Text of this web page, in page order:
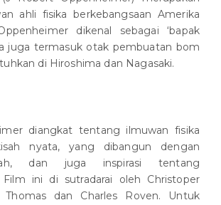
ahli fisika berkebangsaan Amerika
dikenal sebagai ‘bapak
juga termasuk otak pembuatan bom
di Hiroshima dan Nagasaki.
diangkat tentang ilmuwan fisika
nyata, yang dibangun dengan
dan juga inspirasi tentang
Film ini di sutradarai oleh Christoper
Thomas dan Charles Roven. Untuk